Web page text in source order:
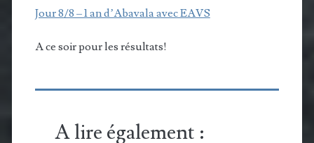
Jour 8/8 – 1 an d’Abavala avec EAVS
A ce soir pour les résultats!
A lire également :